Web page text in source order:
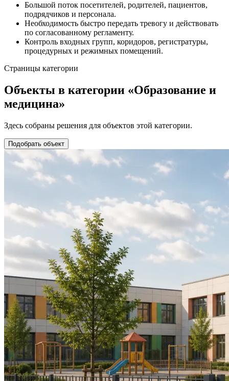
Большой поток посетителей, родителей, пациентов,
подрядчиков и персонала.
Необходимость быстро передать тревогу и действовать
по согласованному регламенту.
Контроль входных групп, коридоров, регистратуры,
процедурных и режимных помещений.
Страницы категории
Объекты в категории «Образование и
медицина»
Здесь собраны решения для объектов этой категории.
Подобрать объект